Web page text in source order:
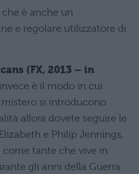
è anche un
e regolare utilizzatore di
(FX, 2013 – in
è il modo in cui
si introducono
allora dovete seguire le
e Philip Jennings,
tante che vive in
gli anni della Guerra